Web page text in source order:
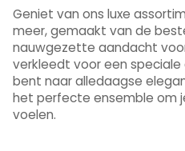
Geniet van ons luxe
meer, gemaakt van de
nauwgezette aandacht
verkleedt voor een
bent naar alledaagse
het perfecte ensemble om
voelen.